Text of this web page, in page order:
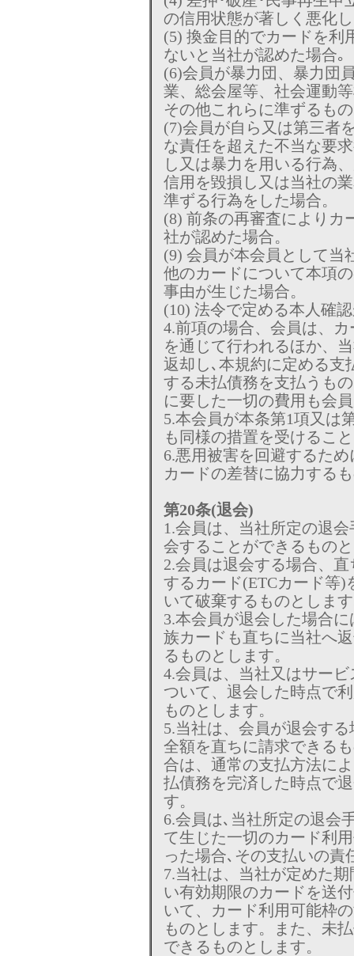
の信用状態が著しく悪化
(5) 換金目的でカードを利
ないと当社が認めた場合｡
(6)会員が暴力団、暴力団
業、総会屋等、社会運動
その他これらに準ずるも
(7)会員が自ら又は第三者
な責任を超えた不当な要
し又は暴力を用いる行為
信用を毀損し又は当社の
準ずる行為をした場合。
(8) 前条の再審査によりカ
社が認めた場合。
(9) 会員が本会員として当
他のカードについて本項
事由が生じた場合。
(10) 法令で定める本人確
4.前項の場合、会員は、
を通じて行われるほか、
返却し､本規約に定める支
する未払債務を支払うも
に要した一切の費用も会
5.本会員が本条第1項又は
も同様の措置を受けるこ
6.悪用被害を回避するた
カードの差替に協力する
第20条(退会)
1.会員は、当社所定の退
会することができるもの
2.会員は退会する場合、
するカード(ETCカード等
いて破棄するものとしま
3.本会員が退会した場合
族カードも直ちに当社へ
るものとします。
4.会員は、当社又はサー
ついて、退会した時点で
ものとします。
5.当社は、会員が退会す
全額を直ちに請求できる
合は、通常の支払方法に
払債務を完済した時点で
す。
6.会員は､当社所定の退会
て生じた一切のカード利
った場合､その支払いの責
7.当社は、当社が定めた
い有効期限のカードを送
いて、カード利用可能枠
ものとします。また、未
できるものとします。